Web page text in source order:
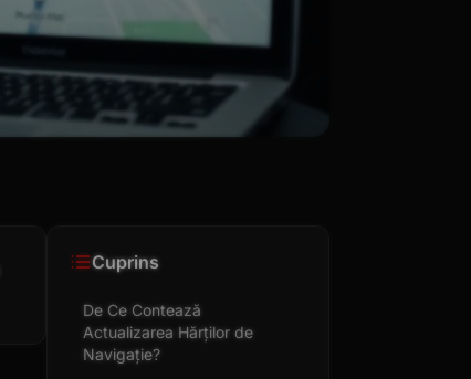
Cuprins
De Ce Contează
Actualizarea Hărților de
Navigație?